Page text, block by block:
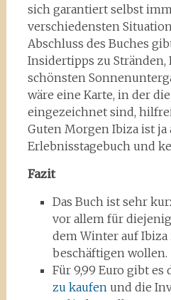
sich garantiert selbst
verschiedensten
Abschluss des Buches
Insidertipps zu Stränden,
schönsten
wäre eine Karte, in der
eingezeichnet sind,
Guten Morgen Ibiza ist ja
Erlebnisstagebuch und
Fazit
Das Buch ist sehr
vor allem für
dem Winter auf
beschäftigen wollen.
Für 9,99 Euro gibt es
zu kaufen und die